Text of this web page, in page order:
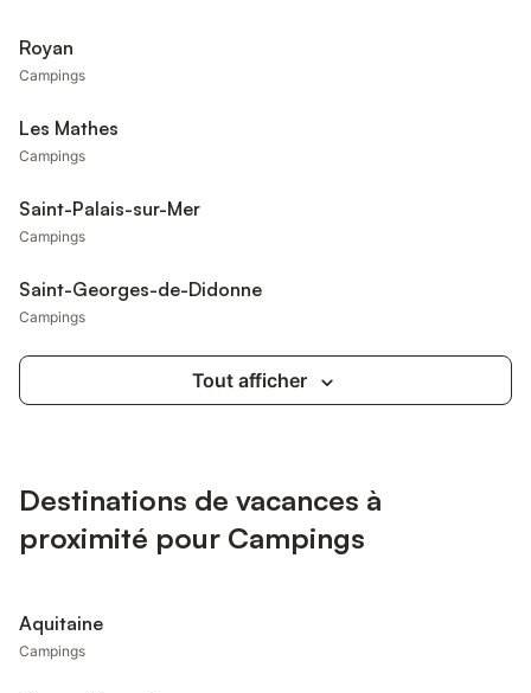
Royan
Campings
Les Mathes
Campings
Saint-Palais-sur-Mer
Campings
Saint-Georges-de-Didonne
Campings
Tout afficher
Destinations de vacances à
proximité pour Campings
Aquitaine
Campings